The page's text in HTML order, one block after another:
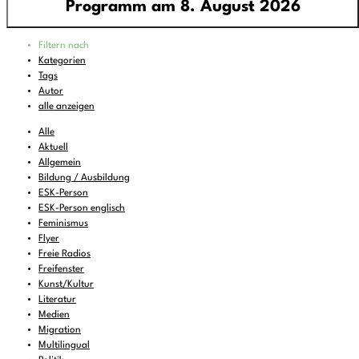
Programm am 8. August 2026
01:00
06:00 - 07:00
07:00
08:00
08:16 - 09:00 Musik zum Aufstehen oder Liegenbleiben
09:00 - 11:00 ReMix
11:00
11:06 - 12:00
12:00 - 13:00
13:00
13:06 - 14:00
Filtern nach
Kategorien
Tags
Autor
alle anzeigen
Alle
Aktuell
Allgemein
Bildung / Ausbildung
ESK-Person
ESK-Person englisch
Feminismus
Flyer
Freie Radios
Freifenster
Kunst/Kultur
Literatur
Medien
Migration
Multilingual